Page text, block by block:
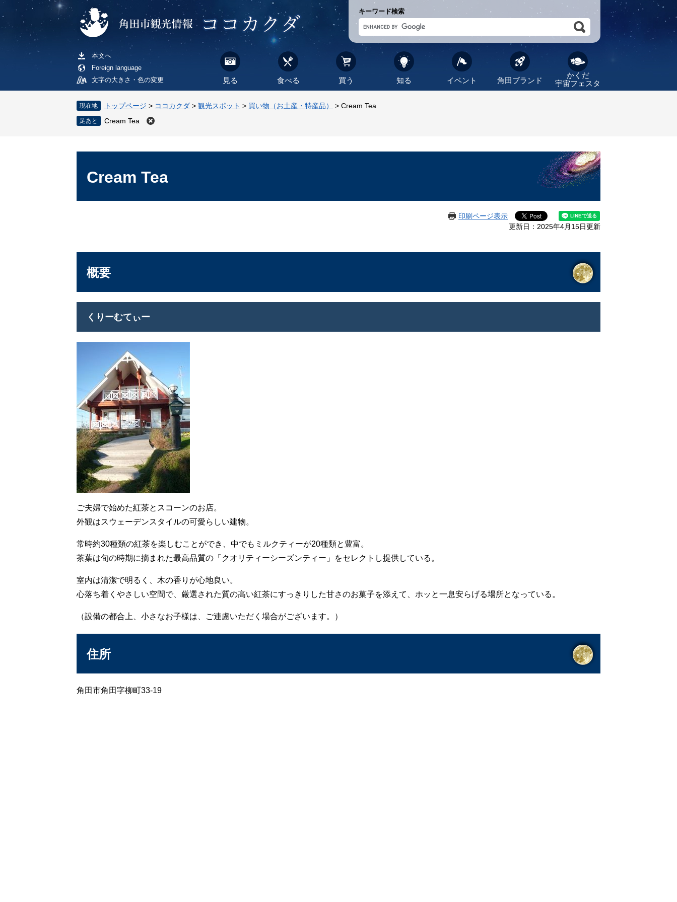
ペ
ー
す
メ
ニ
し
キーワード検索
本文へ
Foreign language
文字の大きさ・色の変更
見る 食べる 買う 知る イベント 角田ブランド
かくだ
宇宙フェスタ
現在地 トップページ > ココカクダ > 観光スポット > 買い物（お土産・特産品） > Cream Tea
Cream Tea
Cream Tea
印刷ページ表示
更新日：2025年4月15日更新
概要
くりーむてぃー
ご夫婦で始めた紅茶とスコーンのお店。
外観はスウェーデンスタイルの可愛らしい建物。
常時約30種類の紅茶を楽しむことができ、中でもミルクティーが20種類と豊富。
茶葉は旬の時期に摘まれた最高品質の「クオリティーシーズンティー」をセレクトし提供している。
室内は清潔で明るく、木の香りが心地良い。
心落ち着くやさしい空間で、厳選された質の高い紅茶にすっきりした甘さのお菓子を添えて、ホッと一息安らげる場所となっている。
（設備の都合上、小さなお子様は、ご連慮いただく場合がございます。）
住所
角田市角田字柳町33-19